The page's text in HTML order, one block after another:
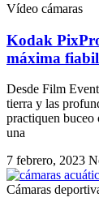
Vídeo cámaras
Kodak
máxima
Desde Film
tierra y las
practiquen
una
7 febrero, 2023
Cámaras